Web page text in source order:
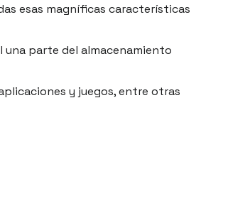
esas magníficas características
parte del almacenamiento
y juegos, entre otras